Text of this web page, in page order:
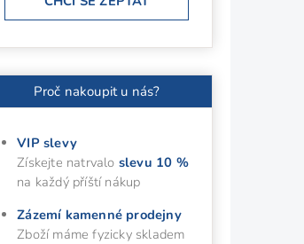
Proč nakoupit u nás?
VIP slevy
Získejte natrvalo slevu 10 %
na každý příští nákup
Zázemí kamenné prodejny
Zboží máme fyzicky skladem